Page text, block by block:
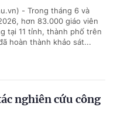
- Trong tháng 6 và
hơn 83.000 giáo viên
tại 11 tỉnh, thành phố trên
hoàn thành khảo sát...
nghiên cứu công